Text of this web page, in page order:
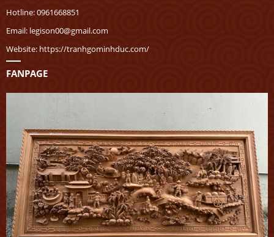
Hotline: 0961668851
Email: legison00@gmail.com
Website: https://tranhgominhduc.com/
FANPAGE